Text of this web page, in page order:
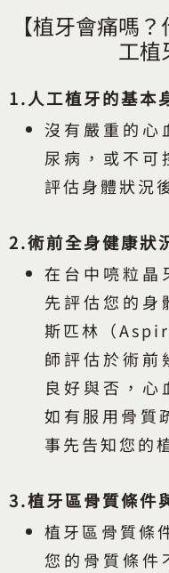
【植牙會痛嗎
工植
1.人工植牙的基本
沒有嚴重的心
尿病，或不可
評估身體狀況
2.術前全身健康狀
在台中喨粒晶
先評估您的身
斯匹林（
師評估於術前
良好與否，心
如有服用骨
事先告知您的
3.植牙區骨質條件
植牙區骨質條
您的骨質條件